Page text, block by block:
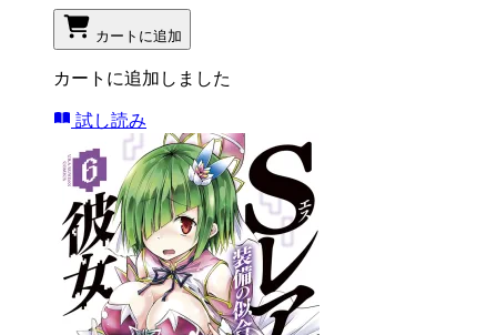
カートに追加
カートに追加しました
試し読み